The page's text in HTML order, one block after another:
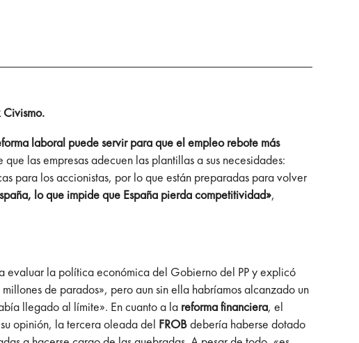
laboral puede servir para que el empleo rebote más
las empresas adecuen las plantillas a sus necesidades:
para los accionistas, por lo que están preparadas para volver
lo que impide que España pierda competitividad»,
evaluar la política económica del Gobierno del PP y explicó
de parados», pero aun sin ella habríamos alcanzado un
llegado al límite». En cuanto a la reforma financiera, el
su opinión, la tercera oleada del FROBdebería haberse dotado